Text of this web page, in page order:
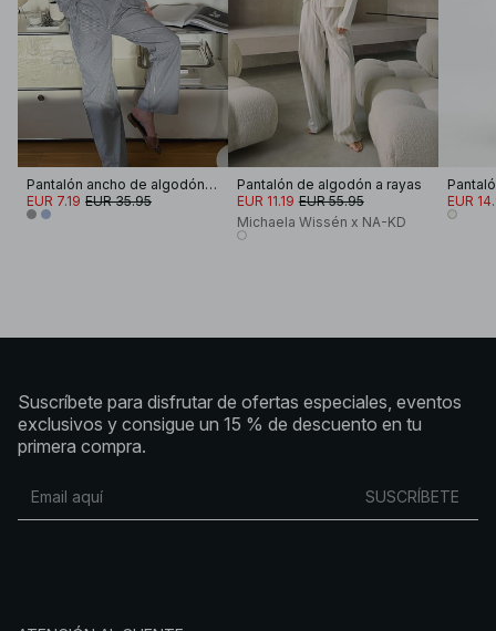
Pantalón ancho de algodón con cintura elástica
EUR 7.19 EUR 35.95
Pantalón de algodón a rayas
EUR 11.19 EUR 55.95
Michaela Wissén x NA-KD
EUR
Suscríbete para disfrutar de ofertas especiales, eventos
exclusivos y consigue un 15 % de descuento en tu
primera compra.
SUSCRÍBETE